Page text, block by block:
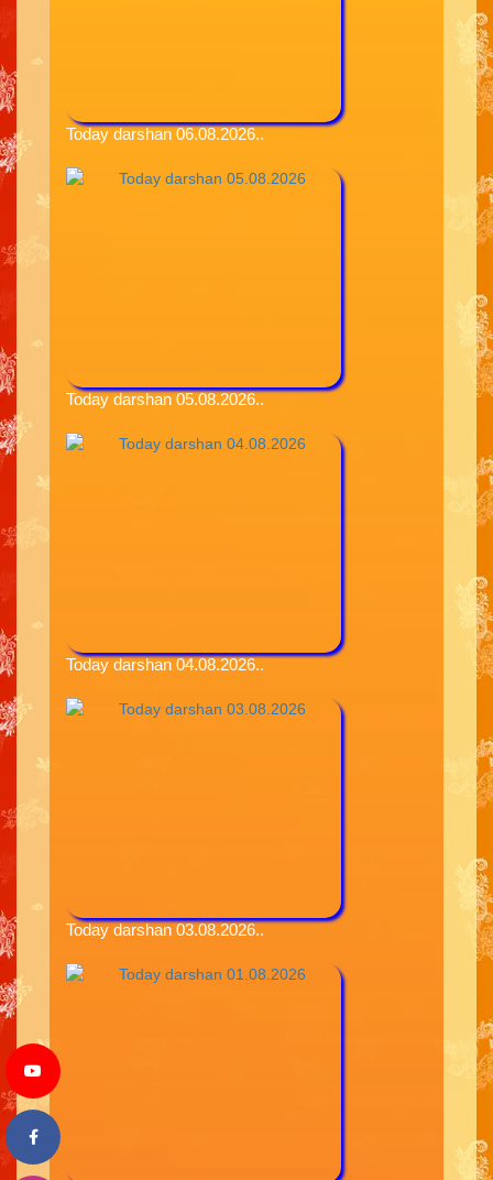
Today darshan 06.08.2026..
Today darshan 05.08.2026..
Today darshan 04.08.2026..
Today darshan 03.08.2026..